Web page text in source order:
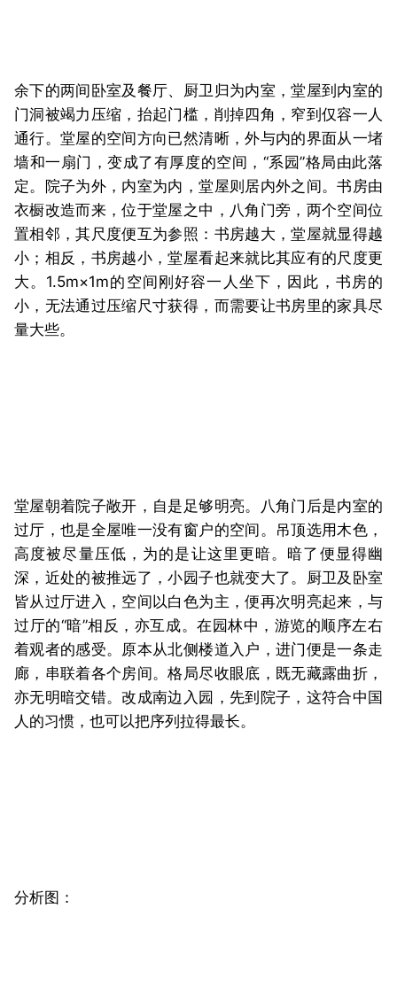
余下的两间卧室及餐厅、厨卫归为内室，堂屋到内室的
门洞被竭力压缩，抬起门槛，削掉四角，窄到仅容一人
通行。堂屋的空间方向已然清晰，外与内的界面从一堵
墙和一扇门，变成了有厚度的空间，“系园”格局由此落
定。院子为外，内室为内，堂屋则居内外之间。书房由
衣橱改造而来，位于堂屋之中，八角门旁，两个空间位
置相邻，其尺度便互为参照：书房越大，堂屋就显得越
小；相反，书房越小，堂屋看起来就比其应有的尺度更
大。1.5m×1m的空间刚好容一人坐下，因此，书房的
小，无法通过压缩尺寸获得，而需要让书房里的家具尽
量大些。
堂屋朝着院子敞开，自是足够明亮。八角门后是内室的
过厅，也是全屋唯一没有窗户的空间。吊顶选用木色，
高度被尽量压低，为的是让这里更暗。暗了便显得幽
深，近处的被推远了，小园子也就变大了。厨卫及卧室
皆从过厅进入，空间以白色为主，便再次明亮起来，与
过厅的“暗”相反，亦互成。在园林中，游览的顺序左右
着观者的感受。原本从北侧楼道入户，进门便是一条走
廊，串联着各个房间。格局尽收眼底，既无藏露曲折，
亦无明暗交错。改成南边入园，先到院子，这符合中国
人的习惯，也可以把序列拉得最长。
分析图：